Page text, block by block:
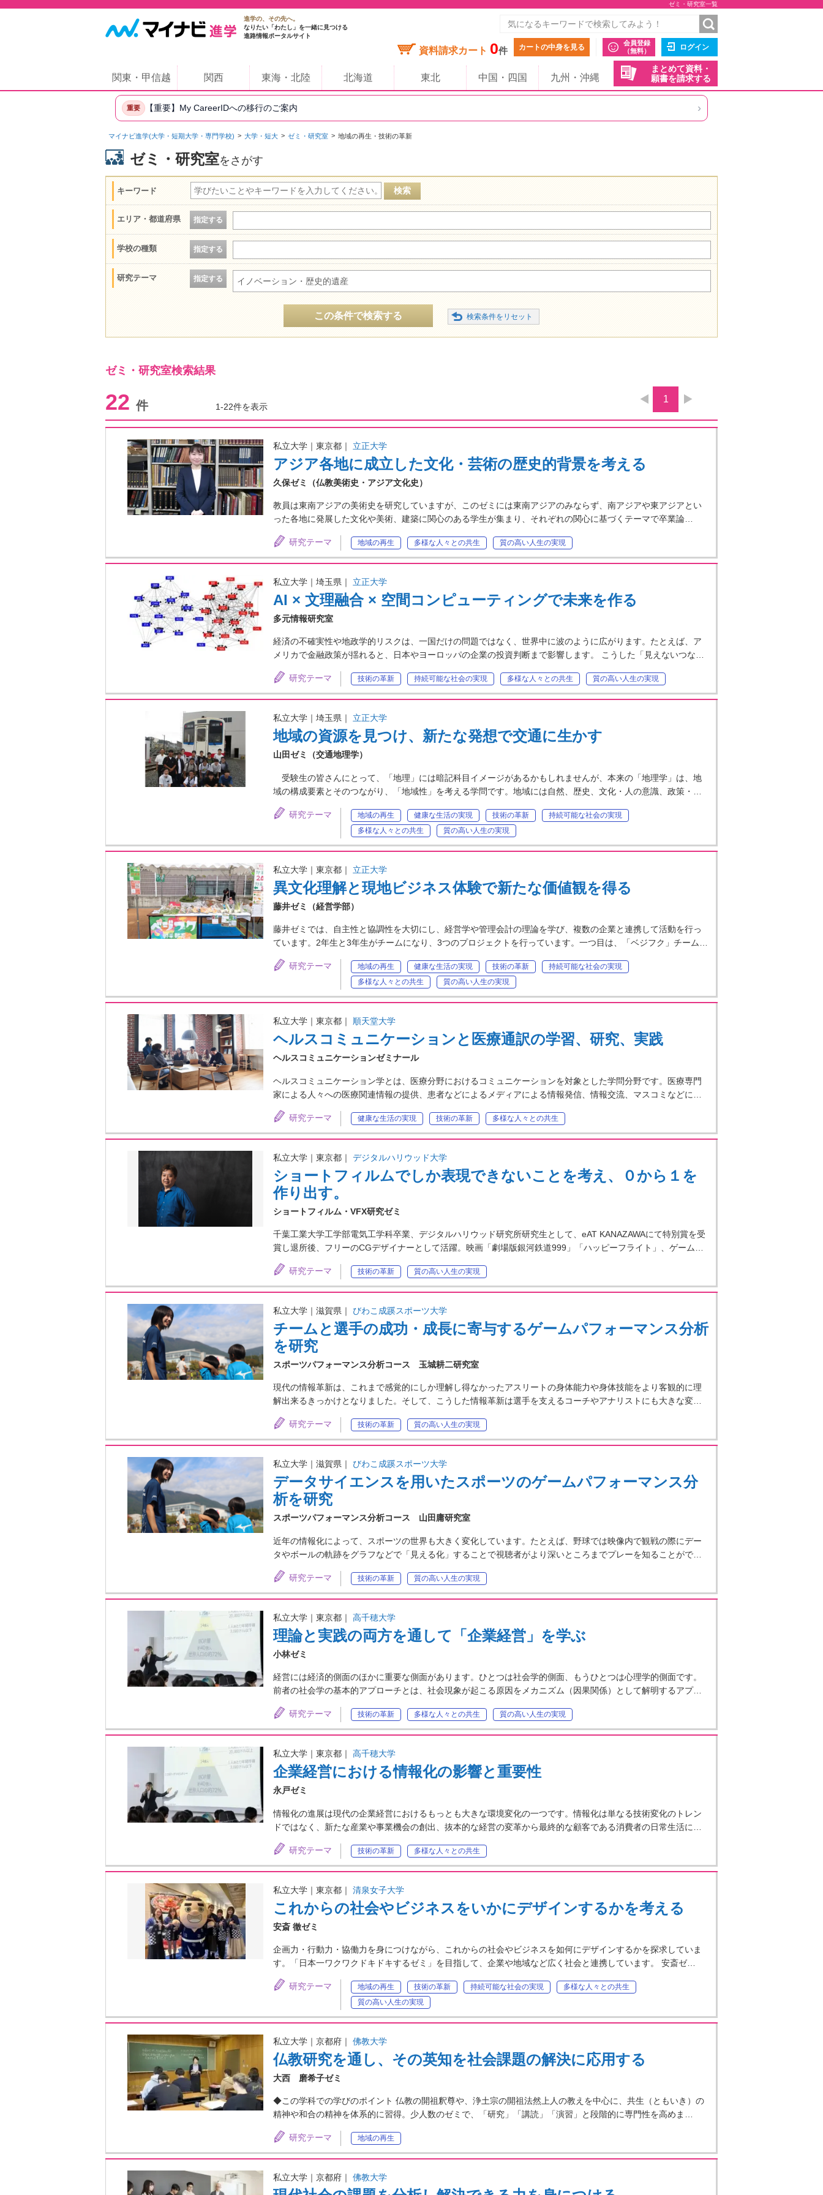
ゼミ・研究室一覧
進学の、その先へ。
なりたい「わたし」を一緒に見つける
進路情報ポータルサイト
資料請求カート 0件 カートの中身を見る
会員登録
（無料）
ログイン
まとめて資料・
願書を請求する
関東・甲信越 関西 東海・北陸 北海道 東北 中国・四国 九州・沖縄
重要 【重要】My CareerIDへの移行のご案内 ›
マイナビ進学(大学・短期大学・専門学校) 大学・短大 ゼミ・研究室 地域の再生・技術の革新
ゼミ・研究室をさがす
キーワード
エリア・都道府県 指定する
学校の種類 指定する
研究テーマ 指定する イノベーション・歴史的遺産
この条件で検索する
ゼミ・研究室検索結果
22 件 1-22件を表示
1
私立大学｜東京都｜ 立正大学
アジア各地に成立した文化・芸術の歴史的背景を考える
久保ゼミ（仏教美術史・アジア文化史）
教員は東南アジアの美術史を研究していますが、このゼミには東南アジアのみならず、南アジアや東アジアとい
った各地に発展した文化や美術、建築に関心のある学生が集まり、それぞれの関心に基づくテーマで卒業論…
研究テーマ 地域の再生 多様な人々との共生 質の高い人生の実現
私立大学｜埼玉県｜ 立正大学
AI × 文理融合 × 空間コンピューティングで未来を作る
多元情報研究室
経済の不確実性や地政学的リスクは、一国だけの問題ではなく、世界中に波のように広がります。たとえば、ア
メリカで金融政策が揺れると、日本やヨーロッパの企業の投資判断まで影響します。 こうした「見えないつな…
研究テーマ 技術の革新 持続可能な社会の実現 多様な人々との共生 質の高い人生の実現
私立大学｜埼玉県｜ 立正大学
地域の資源を見つけ、新たな発想で交通に生かす
山田ゼミ（交通地理学）
受験生の皆さんにとって、「地理」には暗記科目イメージがあるかもしれませんが、本来の「地理学」は、地
域の構成要素とそのつながり、「地域性」を考える学問です。地域には自然、歴史、文化・人の意識、政策・…
研究テーマ 地域の再生 健康な生活の実現 技術の革新
持続可能な社会の実現
多様な人々との共生
質の高い人生の実現
私立大学｜東京都｜ 立正大学
異文化理解と現地ビジネス体験で新たな価値観を得る
藤井ゼミ（経営学部）
藤井ゼミでは、自主性と協調性を大切にし、経営学や管理会計の理論を学び、複数の企業と連携して活動を行っ
ています。2年生と3年生がチームになり、3つのプロジェクトを行っています。一つ目は、「ベジフク」チーム…
研究テーマ 地域の再生 健康な生活の実現 技術の革新
持続可能な社会の実現
多様な人々との共生
質の高い人生の実現
私立大学｜東京都｜ 順天堂大学
ヘルスコミュニケーションと医療通訳の学習、研究、実践
ヘルスコミュニケーションゼミナール
ヘルスコミュニケーション学とは、医療分野におけるコミュニケーションを対象とした学問分野です。医療専門
家による人々への医療関連情報の提供、患者などによるメディアによる情報発信、情報交流、マスコミなどに…
研究テーマ 健康な生活の実現 技術の革新 多様な人々との共生
私立大学｜東京都｜デジタルハリウッド大学
ショートフィルムでしか表現できないことを考え、０から１を
作り出す。
ショートフィルム・VFX研究ゼミ
千葉工業大学工学部電気工学科卒業、デジタルハリウッド研究所研究生として、eAT KANAZAWAにて特別賞を受
賞し退所後、フリーのCGデザイナーとして活躍。映画「劇場版銀河鉄道999」「ハッピーフライト」、ゲーム…
研究テーマ 技術の革新 質の高い人生の実現
私立大学｜滋賀県｜びわこ成蹊スポーツ大学
チームと選手の成功・成長に寄与するゲームパフォーマンス分析
を研究
スポーツパフォーマンス分析コース 玉城耕二研究室
現代の情報革新は、これまで感覚的にしか理解し得なかったアスリートの身体能力や身体技能をより客観的に理
解出来るきっかけとなりました。そして、こうした情報革新は選手を支えるコーチやアナリストにも大きな変…
研究テーマ 技術の革新 質の高い人生の実現
私立大学｜滋賀県｜びわこ成蹊スポーツ大学
データサイエンスを用いたスポーツのゲームパフォーマンス分
析を研究
スポーツパフォーマンス分析コース 山田庸研究室
近年の情報化によって、スポーツの世界も大きく変化しています。たとえば、野球では映像内で観戦の際にデー
タやボールの軌跡をグラフなどで「見える化」することで視聴者がより深いところまでプレーを知ることがで…
研究テーマ 技術の革新 質の高い人生の実現
私立大学｜東京都｜高千穂大学
理論と実践の両方を通して「企業経営」を学ぶ
小林ゼミ
経営には経済的側面のほかに重要な側面があります。ひとつは社会学的側面、もうひとつは心理学的側面です。
前者の社会学の基本的アプローチとは、社会現象が起こる原因をメカニズム（因果関係）として解明するアプ…
研究テーマ 技術の革新 多様な人々との共生 質の高い人生の実現
私立大学｜東京都｜高千穂大学
企業経営における情報化の影響と重要性
永戸ゼミ
情報化の進展は現代の企業経営におけるもっとも大きな環境変化の一つです。情報化は単なる技術変化のトレン
ドではなく、新たな産業や事業機会の創出、抜本的な経営の変革から最終的な顧客である消費者の日常生活に…
研究テーマ 技術の革新 多様な人々との共生
私立大学｜東京都｜清泉女子大学
これからの社会やビジネスをいかにデザインするかを考える
安斎 徹ゼミ
企画力・行動力・協働力を身につけながら、これからの社会やビジネスを如何にデザインするかを探求していま
す。「日本一ワクワクドキドキするゼミ」を目指して、企業や地域など広く社会と連携しています。 安斎ゼ…
研究テーマ 地域の再生 技術の革新 持続可能な社会の実現
多様な人々との共生
質の高い人生の実現
私立大学｜京都府｜佛教大学
仏教研究を通し、その英知を社会課題の解決に応用する
大西 磨希子ゼミ
◆この学科での学びのポイント 仏教の開祖釈尊や、浄土宗の開祖法然上人の教えを中心に、共生（ともいき）の
精神や和合の精神を体系的に習得。少人数のゼミで、「研究」「講読」「演習」と段階的に専門性を高めま…
研究テーマ 地域の再生
私立大学｜京都府｜佛教大学